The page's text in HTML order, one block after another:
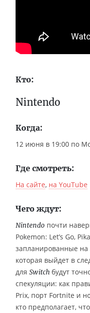
Кто:
Nintendo
Когда:
12 июня в 19:00 по
Где смотреть:
На сайте, на YouTube
Чего ждут:
Nintendo почти
Pokemon: Let’s Go,
запланированные на
которая выйдет в
для Switch будут
спекуляции: как
Prix, порт Fortnite и
кто предполагает,